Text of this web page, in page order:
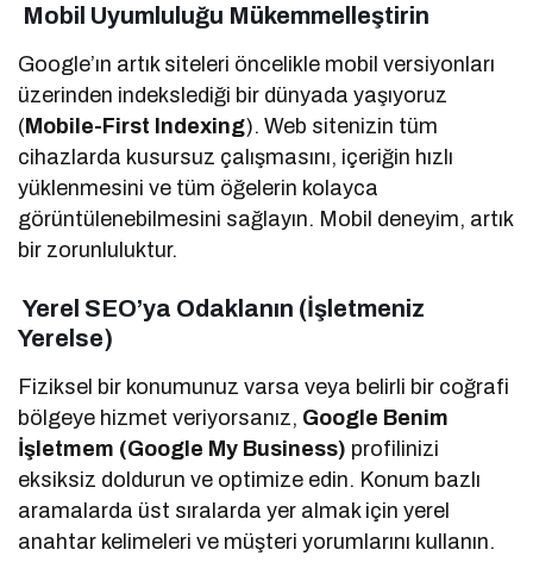
Mobil Uyumluluğu Mükemmelleştirin
Google’ın artık siteleri öncelikle mobil versiyonları
üzerinden indekslediği bir dünyada yaşıyoruz
(Mobile-First Indexing). Web sitenizin tüm
cihazlarda kusursuz çalışmasını, içeriğin hızlı
yüklenmesini ve tüm öğelerin kolayca
görüntülenebilmesini sağlayın. Mobil deneyim, artık
bir zorunluluktur.
Yerel SEO’ya Odaklanın (İşletmeniz
Yerelse)
Fiziksel bir konumunuz varsa veya belirli bir coğrafi
bölgeye hizmet veriyorsanız, Google Benim
İşletmem (Google My Business) profilinizi
eksiksiz doldurun ve optimize edin. Konum bazlı
aramalarda üst sıralarda yer almak için yerel
anahtar kelimeleri ve müşteri yorumlarını kullanın.